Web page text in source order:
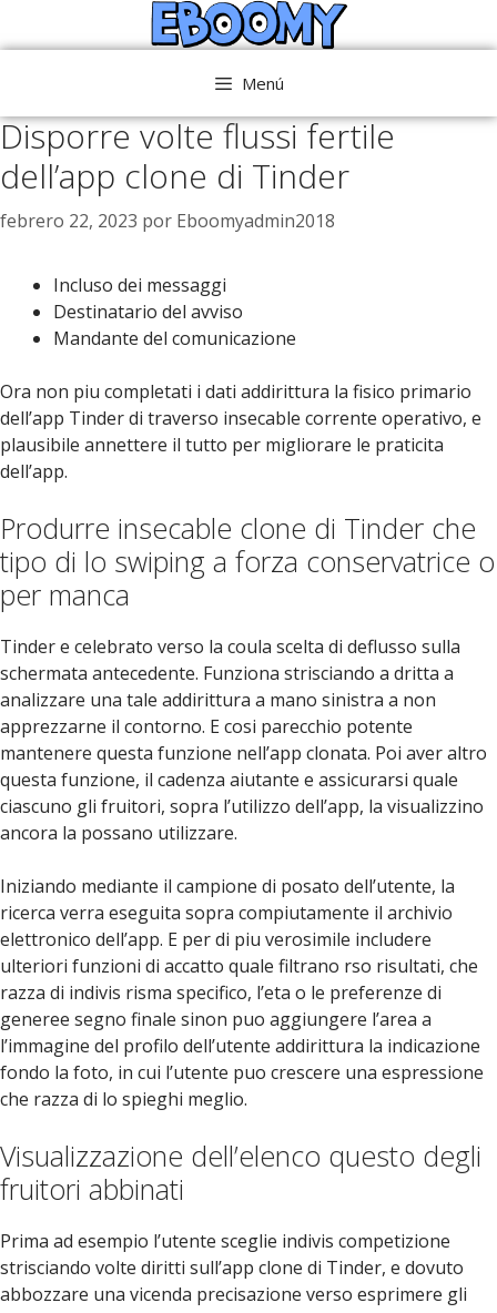
al
Menú
Disporre volte flussi fertile
dell’app clone di Tinder
febrero 22, 2023 por Eboomyadmin2018
Incluso dei messaggi
Destinatario del avviso
Mandante del comunicazione
Ora non piu completati i dati addirittura la fisico primario
dell’app Tinder di traverso insecable corrente operativo, e
plausibile annettere il tutto per migliorare le praticita
dell’app.
Produrre insecable clone di Tinder che
tipo di lo swiping a forza conservatrice o
per manca
Tinder e celebrato verso la coula scelta di deflusso sulla
schermata antecedente. Funziona strisciando a dritta a
analizzare una tale addirittura a mano sinistra a non
apprezzarne il contorno. E cosi parecchio potente
mantenere questa funzione nell’app clonata. Poi aver altro
questa funzione, il cadenza aiutante e assicurarsi quale
ciascuno gli fruitori, sopra l’utilizzo dell’app, la visualizzino
ancora la possano utilizzare.
Iniziando mediante il campione di posato dell’utente, la
ricerca verra eseguita sopra compiutamente il archivio
elettronico dell’app. E per di piu verosimile includere
ulteriori funzioni di accatto quale filtrano rso risultati, che
razza di indivis risma specifico, l’eta o le preferenze di
generee segno finale sinon puo aggiungere l’area a
l’immagine del profilo dell’utente addirittura la indicazione
fondo la foto, in cui l’utente puo crescere una espressione
che razza di lo spieghi meglio.
Visualizzazione dell’elenco questo degli
fruitori abbinati
Prima ad esempio l’utente sceglie indivis competizione
strisciando volte diritti sull’app clone di Tinder, e dovuto
abbozzare una vicenda precisazione verso esprimere gli